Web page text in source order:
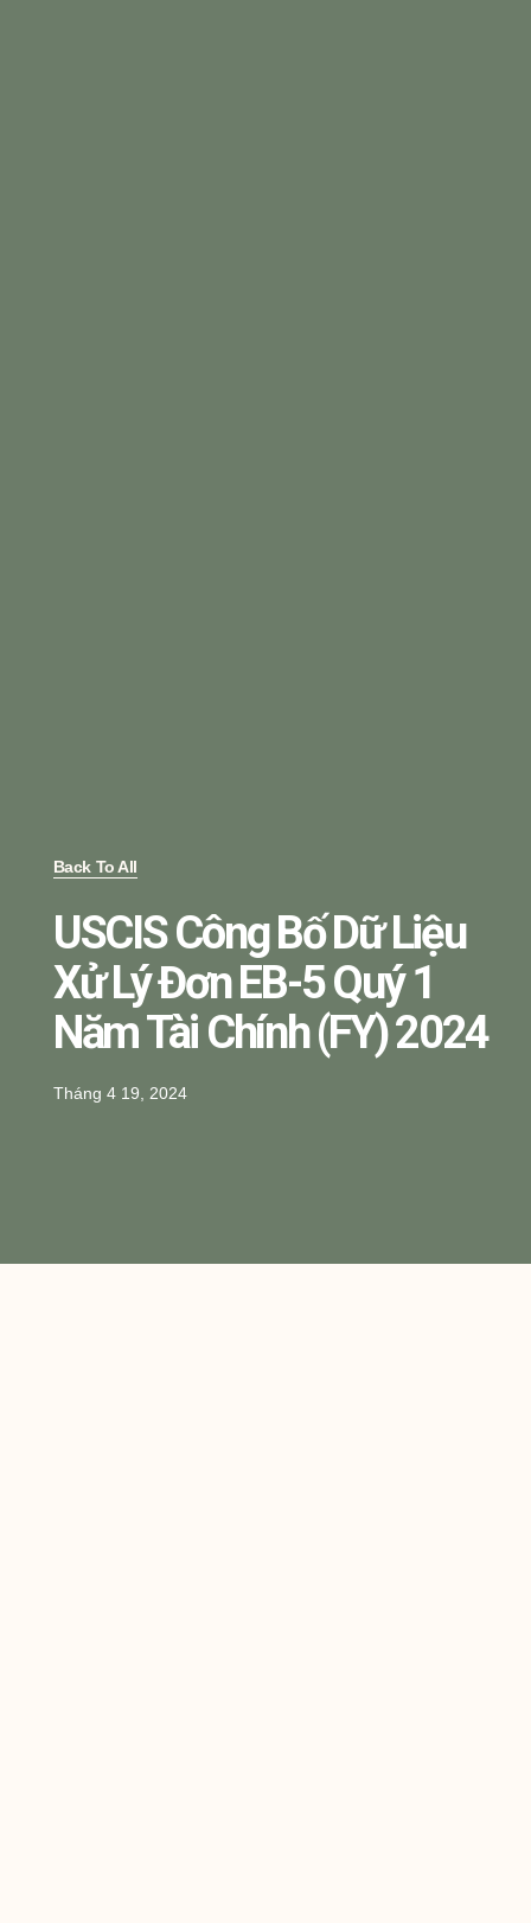
Back To All
USCIS Công Bố Dữ Liệu
Xử Lý Đơn EB-5 Quý 1
Năm Tài Chính (FY) 2024
Tháng 4 19, 2024